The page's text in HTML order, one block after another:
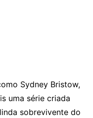
Sydney Bristow,
uma série criada
sobrevivente do